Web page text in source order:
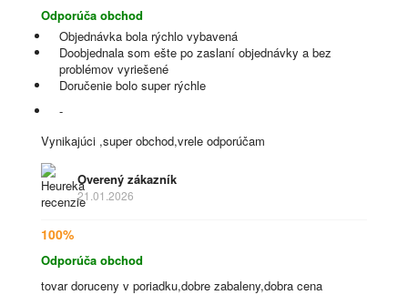
Odporúča obchod
Objednávka bola rýchlo vybavená
Doobjednala som ešte po zaslaní objednávky a bez
problémov vyriešené
Doručenie bolo super rýchle
-
Vynikajúci ,super obchod,vrele odporúčam
Overený zákazník
21.01.2026
100%
Odporúča obchod
tovar doruceny v poriadku,dobre zabaleny,dobra cena